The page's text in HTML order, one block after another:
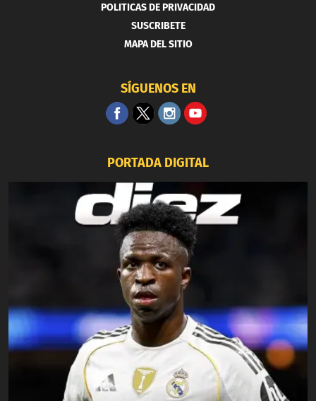
POLITICAS DE PRIVACIDAD
SUSCRIBETE
MAPA DEL SITIO
SÍGUENOS EN
PORTADA DIGITAL